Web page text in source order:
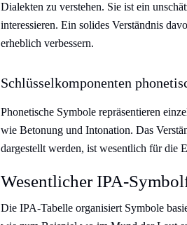
Dialekten zu verstehen. Sie ist ein
interessieren. Ein solides Verständnis
erheblich verbessern.
Schlüsselkomponenten
Phonetische Symbole repräsentieren
wie Betonung und Intonation. Das
dargestellt werden, ist wesentlich für die
Wesentlicher IPA-
Die IPA-Tabelle organisiert Symbole